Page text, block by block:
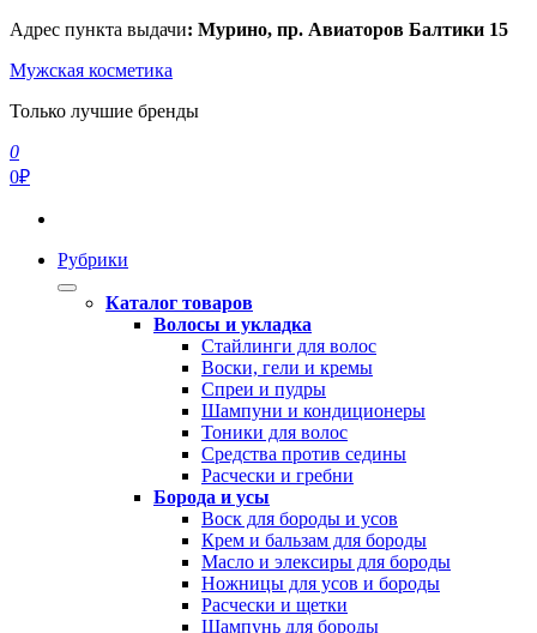
Перейти
содержимому
Адрес пункта выдачи: Мурино, пр. Авиаторов Балтики 15
Мужская косметика
Только лучшие бренды
0
0₽
Рубрики
Каталог товаров
Волосы и укладка
Стайлинги для волос
Воски, гели и кремы
Спреи и пудры
Шампуни и кондиционеры
Тоники для волос
Средства против седины
Расчески и гребни
Борода и усы
Воск для бороды и усов
Крем и бальзам для бороды
Масло и элексиры для бороды
Ножницы для усов и бороды
Расчески и щетки
Шампунь для бороды